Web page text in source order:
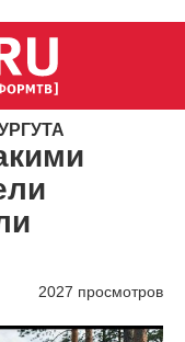
2027 просмотров